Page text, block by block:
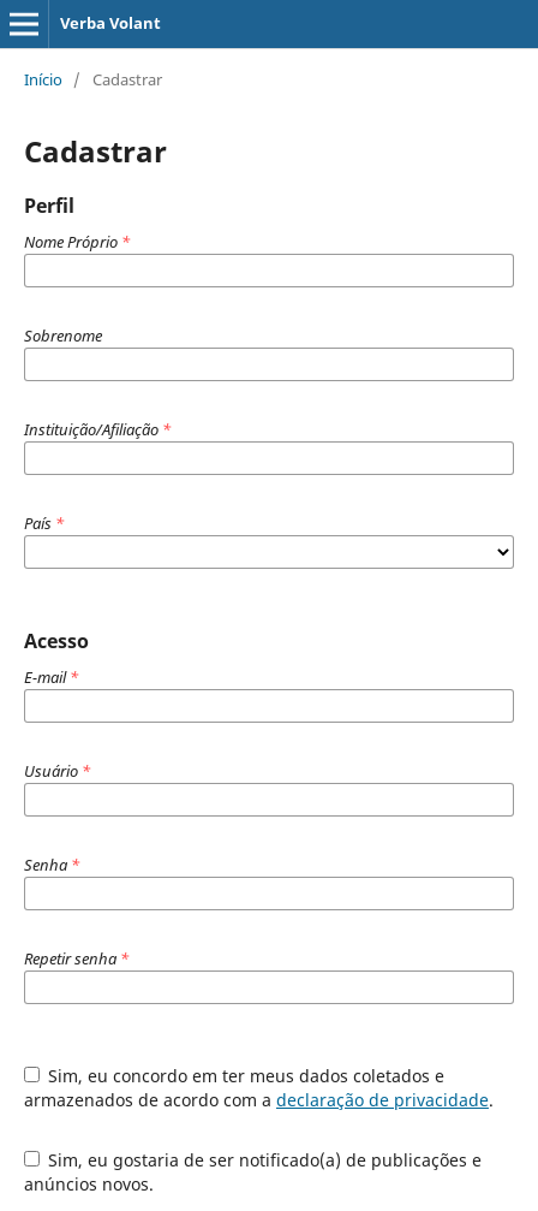
Verba Volant
Início / Cadastrar
Cadastrar
Perfil
Nome Próprio *
Sobrenome
Instituição/Afiliação *
País *
Acesso
E-mail*
Usuário *
Senha *
Repetir senha *
Sim, eu concordo em ter meus dados coletados e
armazenados de acordo com a declaração de privacidade.
Sim, eu gostaria de ser notificado(a) de publicações e
anúncios novos.